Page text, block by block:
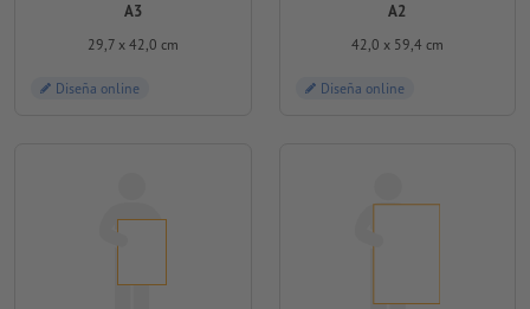
A3
29,7 x 42,0 cm
Diseña online
A2
42,0 x 59,4 cm
Diseña online